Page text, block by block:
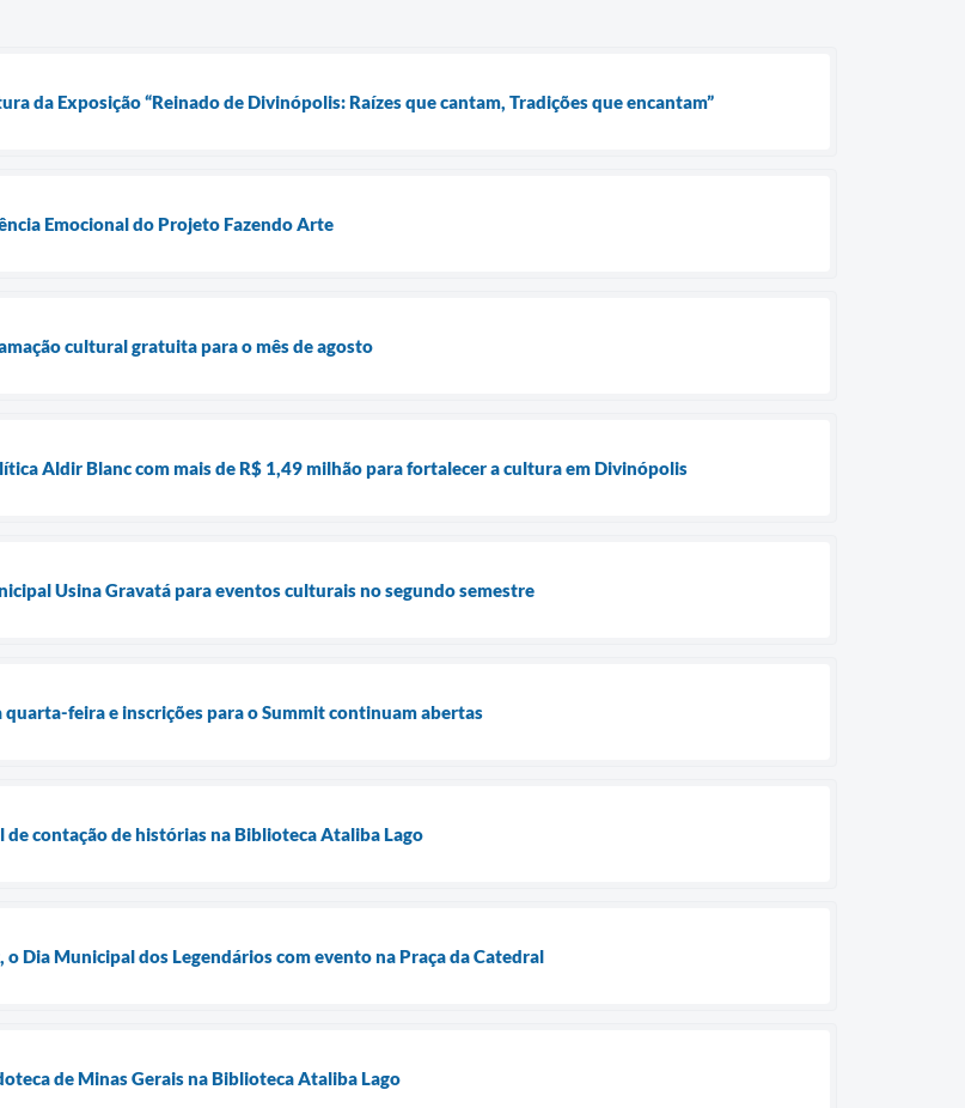
da Exposição “Reinado de Divinópolis: Raízes que cantam, Tradições que encantam”
Emocional do Projeto Fazendo Arte
cultural gratuita para o mês de agosto
Aldir Blanc com mais de R$ 1,49 milhão para fortalecer a cultura em Divinópolis
Usina Gravatá para eventos culturais no segundo semestre
feira e inscrições para o Summit continuam abertas
contação de histórias na Biblioteca Ataliba Lago
Dia Municipal dos Legendários com evento na Praça da Catedral
de Minas Gerais na Biblioteca Ataliba Lago